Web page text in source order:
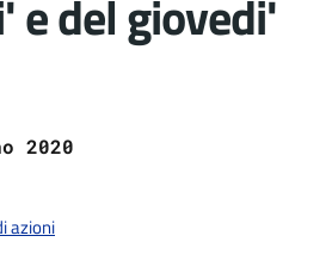
e del giovedi'
2020
azioni